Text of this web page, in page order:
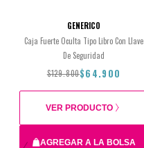
GENERICO
Caja Fuerte Oculta Tipo Libro Con Llave
De Seguridad
$129.800$64.900
AGREGAR A LA BOLSA
VER PRODUCTO